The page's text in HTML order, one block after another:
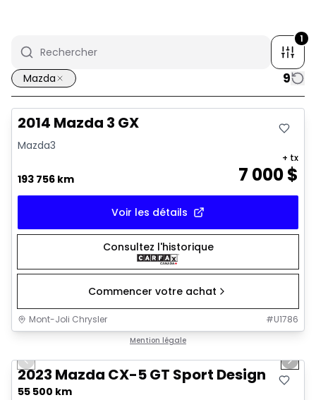
1
Mazda 9
Très bonne offre
2014 Mazda 3 GX
Mazda3
193 756 km 7 000$
+ tx
Voir les détails
Consultez l'historique
Commencer votre achat
Mont-Joli Chrysler #U1786
Mention légale
Previous slide Next
2023 Mazda CX-5 GT Sport Design
55 500 km